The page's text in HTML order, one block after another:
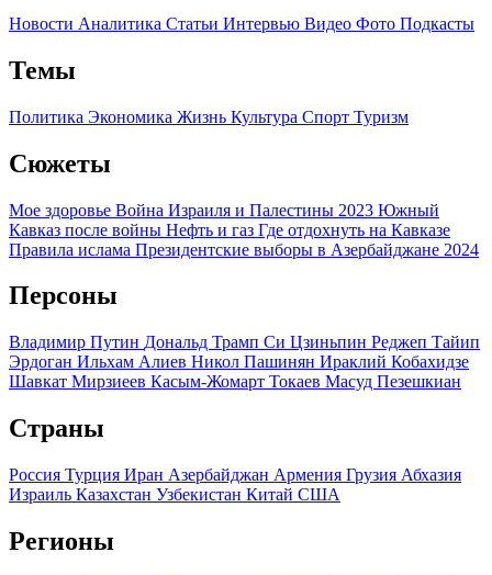
Новости Аналитика Статьи Интервью Видео Фото Подкасты
Темы
Политика Экономика Жизнь Культура Спорт Туризм
Сюжеты
Мое здоровье Война Израиля и Палестины 2023 Южный
Кавказ после войны Нефть и газ Где отдохнуть на Кавказе
Правила ислама Президентские выборы в Азербайджане 2024
Персоны
Владимир Путин Дональд Трамп Си Цзиньпин Реджеп Тайип
Эрдоган Ильхам Алиев Никол Пашинян Ираклий Кобахидзе
Шавкат Мирзиеев Касым-Жомарт Токаев Масуд Пезешкиан
Страны
Россия Турция Иран Азербайджан Армения Грузия Абхазия
Израиль Казахстан Узбекистан Китай США
Регионы